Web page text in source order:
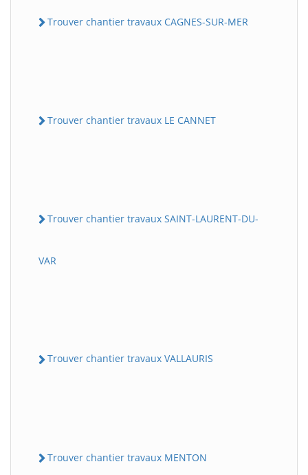
Trouver chantier travaux CAGNES-SUR-MER
Trouver chantier travaux LE CANNET
Trouver chantier travaux SAINT-LAURENT-DU-
VAR
Trouver chantier travaux VALLAURIS
Trouver chantier travaux MENTON